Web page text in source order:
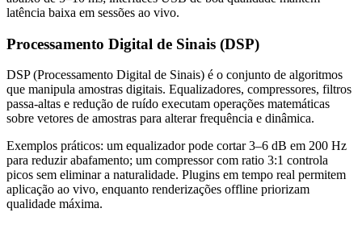
latência baixa em sessões ao vivo.
Processamento Digital de Sinais (DSP)
DSP (Processamento Digital de Sinais) é o conjunto de algoritmos
que manipula amostras digitais. Equalizadores, compressores, filtros
passa-altas e redução de ruído executam operações matemáticas
sobre vetores de amostras para alterar frequência e dinâmica.
Exemplos práticos: um equalizador pode cortar 3–6 dB em 200 Hz
para reduzir abafamento; um compressor com ratio 3:1 controla
picos sem eliminar a naturalidade. Plugins em tempo real permitem
aplicação ao vivo, enquanto renderizações offline priorizam
qualidade máxima.